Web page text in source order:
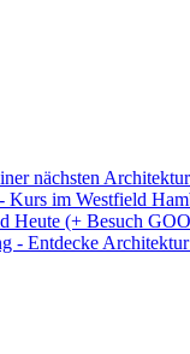
nächsten
im Westfield
Heute (+ Besuch
- Entdecke